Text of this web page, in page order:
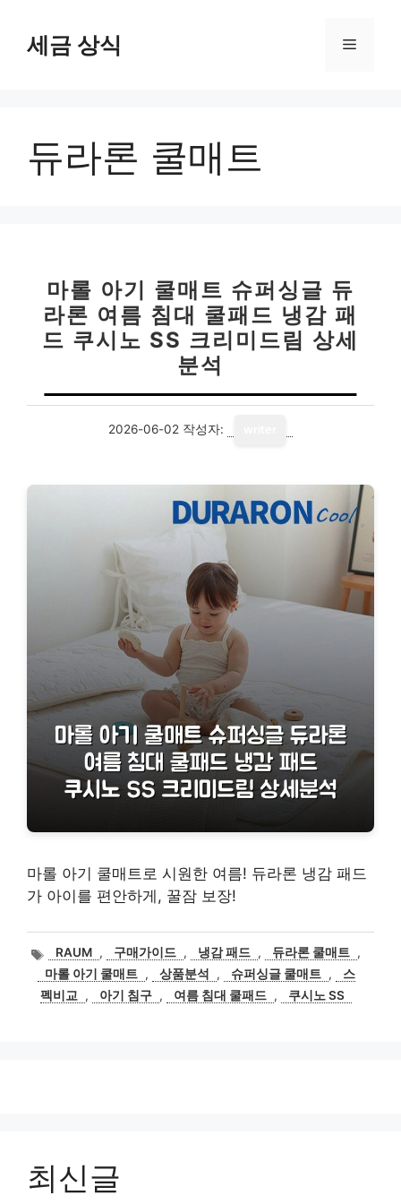
세금 상식 메
듀라론 쿨매트
마롤 아기 쿨매트 슈퍼싱글 듀
라론 여름 침대 쿨패드 냉감 패
드 쿠시노 SS 크리미드림 상세
분석
2026-06-02 작성자:
마롤 아기 쿨매트로 시원한 여름! 듀라론 냉감 패드
가 아이를 편안하게, 꿀잠 보장!
태
그
RAUM , 구매가이드 , 냉감 패드 , 듀라론 쿨매트 ,
마롤 아기 쿨매트 , 상품분석 , 슈퍼싱글 쿨매트 ,
스
펙비교
, 아기 침구 , 여름 침대 쿨패드 , 쿠시노 SS
최신글